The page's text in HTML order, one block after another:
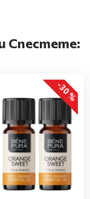
Спестете:
-30 %